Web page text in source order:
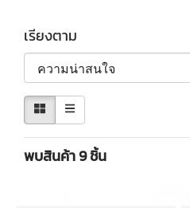
เรียงตาม
พบสินค้า 9 ชิ้น